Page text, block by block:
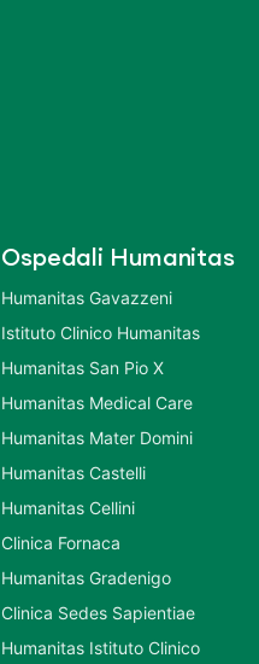
Ospedali Humanitas
Humanitas Gavazzeni
Istituto Clinico Humanitas
Humanitas San Pio X
Humanitas Medical Care
Humanitas Mater Domini
Humanitas Castelli
Humanitas Cellini
Clinica Fornaca
Humanitas Gradenigo
Clinica Sedes Sapientiae
Humanitas Istituto Clinico